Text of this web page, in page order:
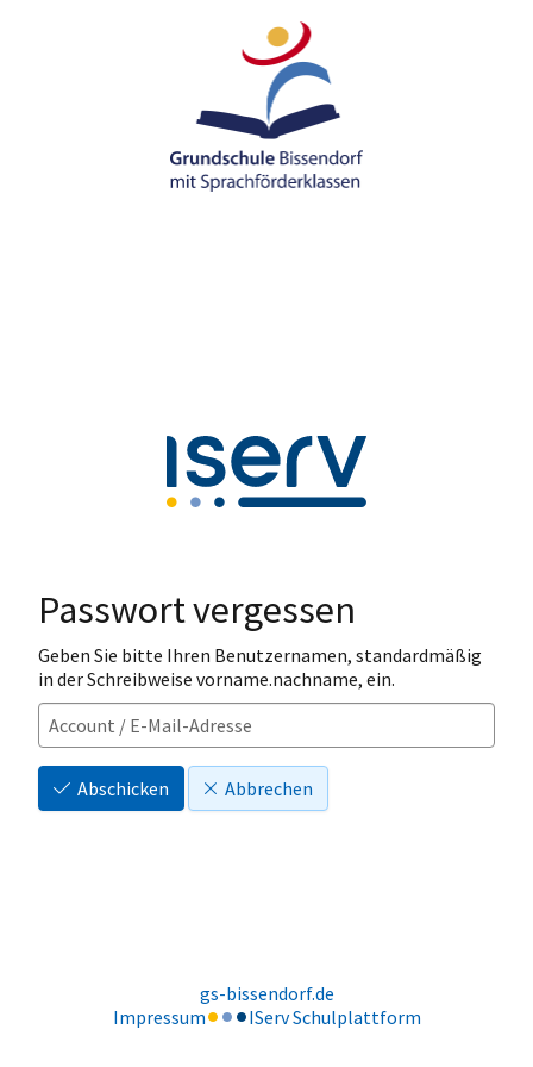
Passwort vergessen
Geben Sie bitte Ihren Benutzernamen, standardmäßig
in der Schreibweise vorname.nachname, ein.
Abschicken Abbrechen
gs-bissendorf.de
Impressum
IServ Schulplattform